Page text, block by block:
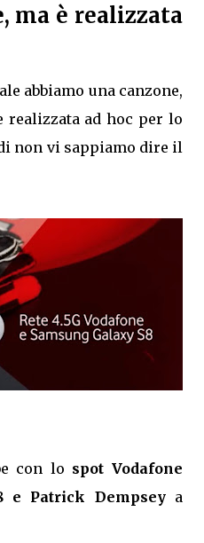
ma è realizzata
abbiamo una canzone,
realizzata ad hoc per lo
non vi sappiamo dire il
con lo spot Vodafone
e Patrick Dempseya